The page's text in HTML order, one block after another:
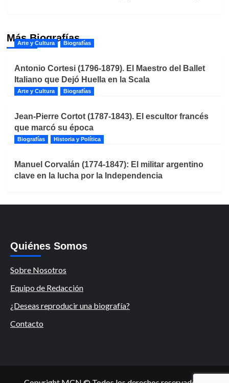
Más Biografías
Arte y Cultura Biografías
Antonio Cortesi (1796-1879). El Maestro del Ballet
Italiano que Dejó Huella en la Scala
Arte y Cultura Biografías
Jean-Pierre Cortot (1787-1843). El escultor francés
que marcó su época
Biografías Historia y Política
Manuel Corvalán (1774-1847): El militar argentino
clave en la lucha por la Independencia
Quiénes Somos
Sobre Nosotros
Equipo de Redacción
¿Deseas reproducir una biografía?
Contacto